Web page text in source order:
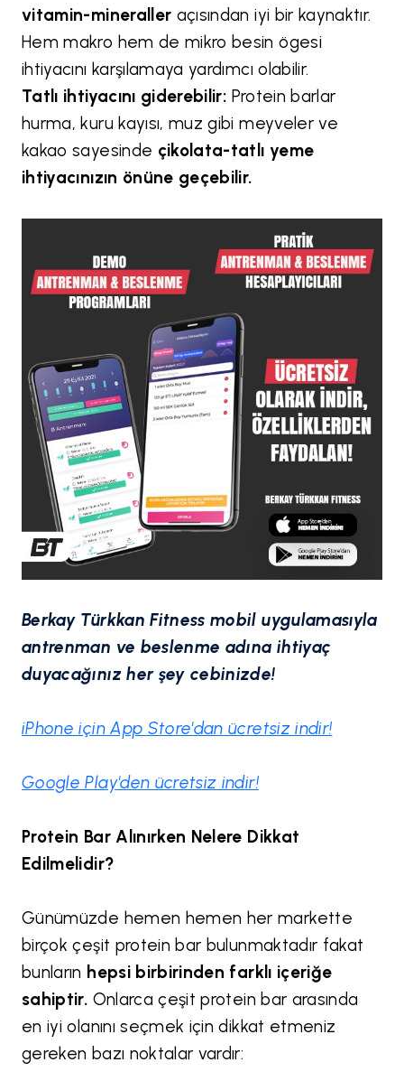
vitamin-mineraller açısından iyi bir kaynaktır.
Hem makro hem de mikro besin ögesi
ihtiyacını karşılamaya yardımcı olabilir.
Tatlı ihtiyacını giderebilir: Protein barlar
hurma, kuru kayısı, muz gibi meyveler ve
kakao sayesinde çikolata-tatlı yeme
ihtiyacınızın önüne geçebilir.
Berkay Türkkan Fitness mobil uygulamasıyla
antrenman ve beslenme adına ihtiyaç
duyacağınız her şey cebinizde!
iPhone için App Store'dan ücretsiz indir!
Google Play'den ücretsiz indir!
Protein Bar Alınırken Nelere Dikkat
Edilmelidir?
Günümüzde hemen hemen her markette
birçok çeşit protein bar bulunmaktadır fakat
bunların hepsi birbirinden farklı içeriğe
sahiptir. Onlarca çeşit protein bar arasında
en iyi olanını seçmek için dikkat etmeniz
gereken bazı noktalar vardır: